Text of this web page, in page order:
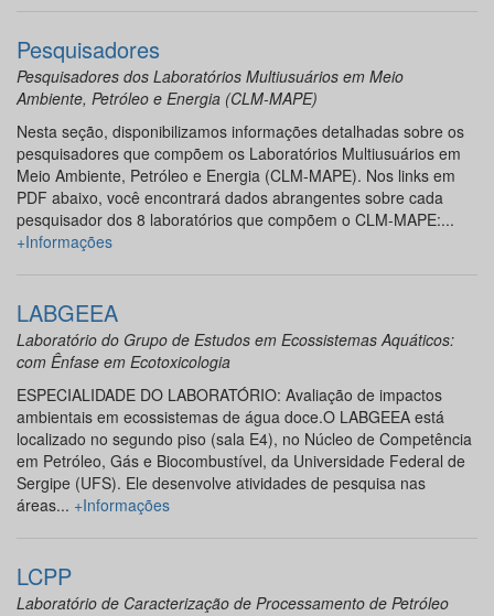
Pesquisadores
Pesquisadores dos Laboratórios Multiusuários em Meio
Ambiente, Petróleo e Energia (CLM-MAPE)
Nesta seção, disponibilizamos informações detalhadas sobre os
pesquisadores que compõem os Laboratórios Multiusuários em
Meio Ambiente, Petróleo e Energia (CLM-MAPE). Nos links em
PDF abaixo, você encontrará dados abrangentes sobre cada
pesquisador dos 8 laboratórios que compõem o CLM-MAPE:...
+Informações
LABGEEA
Laboratório do Grupo de Estudos em Ecossistemas Aquáticos:
com Ênfase em Ecotoxicologia
ESPECIALIDADE DO LABORATÓRIO: Avaliação de impactos
ambientais em ecossistemas de água doce.O LABGEEA está
localizado no segundo piso (sala E4), no Núcleo de Competência
em Petróleo, Gás e Biocombustível, da Universidade Federal de
Sergipe (UFS). Ele desenvolve atividades de pesquisa nas
áreas... +Informações
LCPP
Laboratório de Caracterização de Processamento de Petróleo